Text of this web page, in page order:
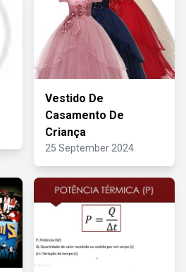
Vestido De
Casamento De
Criança
25 September 2024